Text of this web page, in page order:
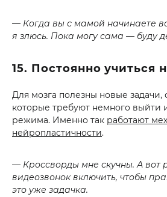
— Когда вы с мамой начинаете
я злюсь. Пока могу сама — буду
15. Постоянно учиться
Для мозга полезны новые задачи,
которые требуют немного выйти
режима. Именно так работают
нейропластичности.
— Кроссворды мне скучны. А вот
видеозвонок включить, чтобы
это уже задачка.